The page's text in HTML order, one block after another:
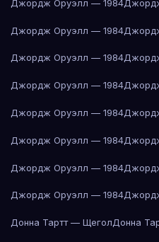
Джордж Оруэлл — 1984
Джордж Оруэлл — 1984
Джордж Оруэлл — 1984
Джордж Оруэлл — 1984
Джордж Оруэлл — 1984
Джордж Оруэлл — 1984
Джордж Оруэлл — 1984
Джордж Оруэлл — 1984
Донна Тартт — ЩеголДонна